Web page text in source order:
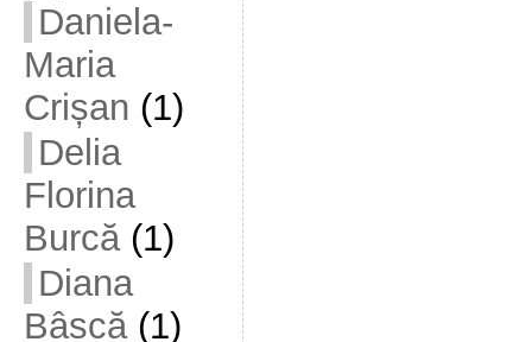
Daniela-
Maria
Crișan (1)
Delia
Florina
Burcă(1)
Diana
Bâscă(1)